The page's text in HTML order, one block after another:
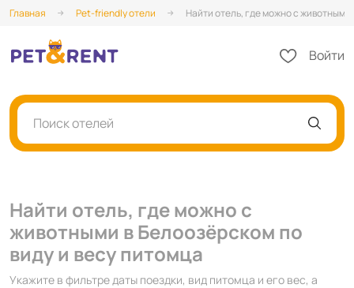
Главная Pet-friendly отели Найти отель, где можно с
Войти
Поиск отелей
Найти отель, где можно с
животными в Белоозёрском по
виду и весу питомца
Укажите в фильтре даты поездки, вид питомца и его вес, а